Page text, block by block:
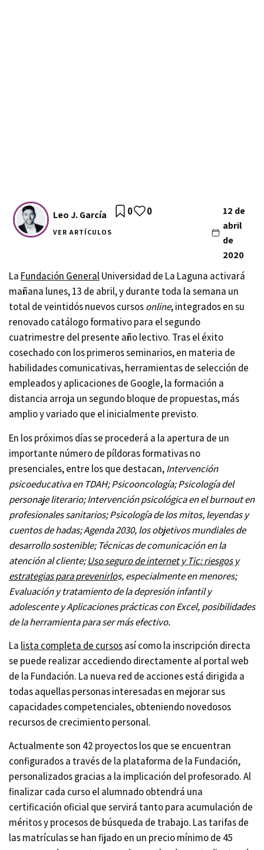
Leo J. García
VER ARTÍCULOS
12 de
abril
de
2020
0 0
La Fundación GeneralUniversidad de La Laguna activará
mañana lunes, 13 de abril, y durante toda la semana un
total de veintidós nuevos cursosonline, integrados en su
renovado catálogo formativo para el segundo
cuatrimestre del presente año lectivo. Tras el éxito
cosechado con los primeros seminarios, en materia de
habilidades comunicativas, herramientas de selección de
empleados y aplicaciones de Google, la formación a
distancia arroja un segundo bloque de propuestas, más
amplio y variado que el inicialmente previsto.
En los próximos días se procederá a la apertura de un
importante número de píldoras formativas no
presenciales, entre los que destacan,Intervención
psicoeducativa en TDAH; Psicooncología; Psicología del
personaje literario;Intervención psicológica en el burnout en
profesionales sanitarios; Psicología de los mitos, leyendas y
cuentos de hadas; Agenda 2030, los objetivos mundiales de
desarrollo sostenible; Técnicas de comunicación en la
atención al cliente;Uso seguro de internet y Tic: riesgos y
estrategias para prevenirlos, especialmente en menores;
Evaluación y tratamiento de la depresión infantil y
adolescente y Aplicaciones prácticas con Excel, posibilidades
de la herramienta para ser más efectivo.
La lista completa de cursosasí como la inscripción directa
se puede realizar accediendo directamente al portal web
de la Fundación. La nueva red de acciones está dirigida a
todas aquellas personas interesadas en mejorar sus
capacidades competenciales, obteniendo novedosos
recursos de crecimiento personal.
Actualmente son 42 proyectos los que se encuentran
configurados a través de la plataforma de la Fundación,
personalizados gracias a la implicación del profesorado. Al
finalizar cada curso el alumnado obtendrá una
certificación oficial que servirá tanto para acumulación de
méritos y procesos de búsqueda de trabajo. Las tarifas de
las matrículas se han fijado en un precio mínimo de 45